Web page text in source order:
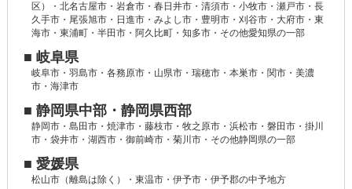
区）・北名古屋市・岩倉市・春日井市・清須市・小牧市・瀬戸市・長
久手市・尾張旭市・日進市・みよし市・豊明市・刈谷市・大府市・東
海市・東浦町・半田市・阿久比町・知多市・その他愛知県の一部
■ 岐阜県
岐阜市・羽島市・各務原市・山県市・瑞穂市・本巣市・関市・美濃
市・海津市
■ 静岡県中部・静岡県西部
静岡市・島田市・焼津市・藤枝市・牧之原市・浜松市・磐田市・掛川
市・袋井市・湖西市・御前崎市・菊川市・その他静岡県の一部
■ 愛媛県
松山市（離島は除く）・東温市・伊予市・伊予郡の中予地方